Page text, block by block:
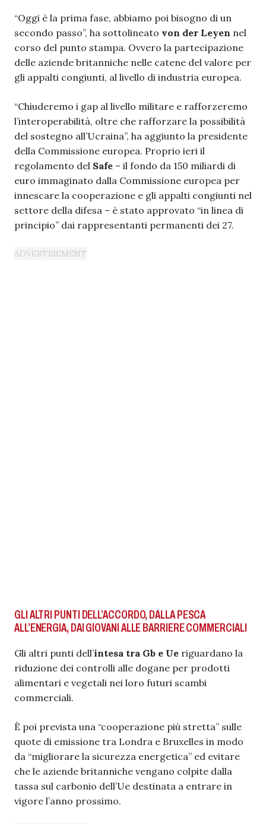
“Oggi è la prima fase, abbiamo poi bisogno di un
secondo passo”, ha sottolineato von der Leyen nel
corso del punto stampa. Ovvero la partecipazione
delle aziende britanniche nelle catene del valore per
gli appalti congiunti, al livello di industria europea.
“Chiuderemo i gap al livello militare e rafforzeremo
l’interoperabilità, oltre che rafforzare la possibilità
del sostegno all’Ucraina”, ha aggiunto la presidente
della Commissione europea. Proprio ieri il
regolamento del Safe – il fondo da 150 miliardi di
euro immaginato dalla Commissione europea per
innescare la cooperazione e gli appalti congiunti nel
settore della difesa – è stato approvato “in linea di
principio” dai rappresentanti permanenti dei 27.
GLI ALTRI PUNTI DELL’ACCORDO, DALLA PESCA
ALL’ENERGIA, DAI GIOVANI ALLE BARRIERE COMMERCIALI
Gli altri punti dell’intesa tra Gb e Ue riguardano la
riduzione dei controlli alle dogane per prodotti
alimentari e vegetali nei loro futuri scambi
commerciali.
È poi prevista una “cooperazione più stretta” sulle
quote di emissione tra Londra e Bruxelles in modo
da “migliorare la sicurezza energetica” ed evitare
che le aziende britanniche vengano colpite dalla
tassa sul carbonio dell’Ue destinata a entrare in
vigore l’anno prossimo.